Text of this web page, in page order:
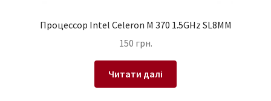
Процессор Intel Celeron M 370 1.5GHz SL8MM
150 грн.
Читати далі